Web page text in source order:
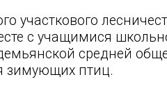
участкового
с учащимися
средней
зимующих птиц.